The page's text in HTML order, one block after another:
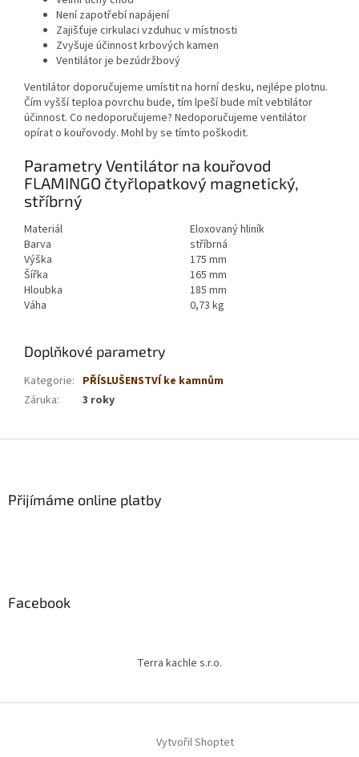
Není zapotřebí napájení
Zajišťuje cirkulaci vzduhuc v místnosti
Zvyšuje účinnost krbových kamen
Ventilátor je bezúdržbový
Ventilátor doporučujeme umístit na horní desku, nejlépe plotnu.
Čím vyšší teploa povrchu bude, tím lpeší bude mít vebtilátor
účinnost. Co nedoporučujeme? Nedoporučujeme ventilátor
opírat o kouřovody. Mohl by se tímto poškodit.
Parametry Ventilátor na kouřovod
FLAMINGO čtyřlopatkový magnetický,
stříbrný
Materiál
Eloxovaný hliník
Barva
stříbrná
Výška
175 mm
Šířka
165 mm
Hloubka
185 mm
Váha
0,73 kg
Doplňkové parametry
Kategorie: PŘÍSLUŠENSTVÍ ke kamnům
Záruka: 3 roky
Přijímáme online platby
Facebook
Terra kachle s.r.o.
Vytvořil Shoptet